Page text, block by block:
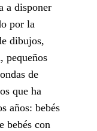
a disponer
por la
dibujos,
pequeños
de
que ha
años: bebés
bebés con